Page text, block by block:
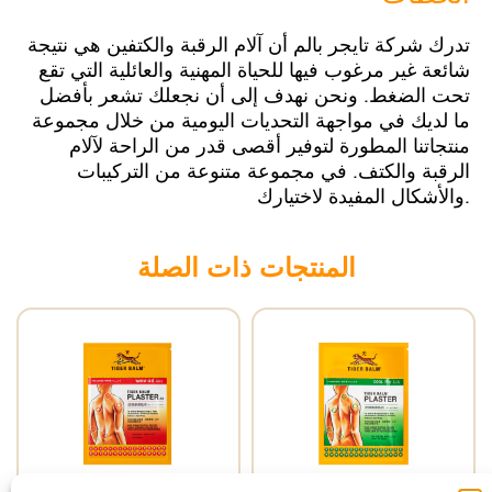
TAIWAN
THAILAND
UNITED KINGDOM
UNITED STATES
تدرك شركة تايجر بالم أن آلام الرقبة والكتفين هي نتيجة
شائعة غير مرغوب فيها للحياة المهنية والعائلية التي تقع
تحت الضغط. ونحن نهدف إلى أن نجعلك تشعر بأفضل
ما لديك في مواجهة التحديات اليومية من خلال مجموعة
منتجاتنا المطورة لتوفير أقصى قدر من الراحة لآلام
الرقبة والكتف. في مجموعة متنوعة من التركيبات
والأشكال المفيدة لاختيارك.
المنتجات ذات الصلة